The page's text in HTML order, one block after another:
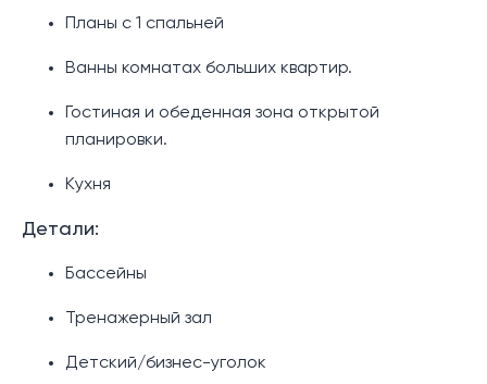
Планы с 1 спальней
Ванны комнатах больших квартир.
Гостиная и обеденная зона открытой
планировки.
Кухня
Детали:
Бассейны
Тренажерный зал
Детский/бизнес-уголок